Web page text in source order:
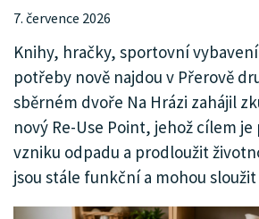
SPOLEČNOST
INZERCE
7. července 2026
Knihy, hračky, sportovní
potřeby nově najdou v Přerově
sběrném dvoře Na Hrázi zahájil
nový Re-Use Point, jehož cílem
vzniku odpadu a prodloužit
jsou stále funkční a mohou